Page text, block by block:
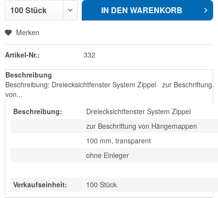
IN DEN WARENKORB
Merken
Artikel-Nr.: 332
Beschreibung
Beschreibung: Dreiecksichtfenster System Zippel zur Beschriftung
von...
Beschreibung:
Dreiecksichtfenster System Zippel
zur Beschriftung von Hängemappen
100 mm, transparent
ohne Einleger
Verkaufseinheit: 100 Stück